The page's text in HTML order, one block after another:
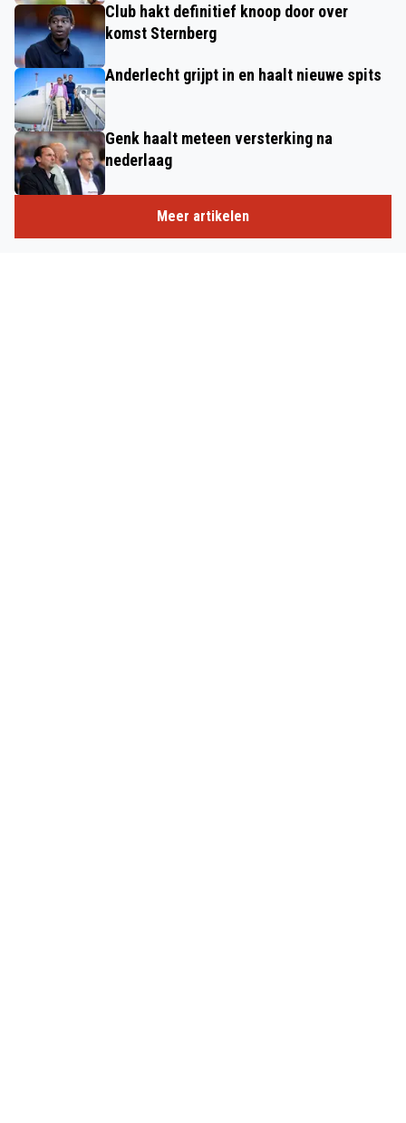
Club hakt definitief knoop door over
komst Sternberg
Anderlecht grijpt in en haalt nieuwe spits
Genk haalt meteen versterking na
nederlaag
Meer artikelen